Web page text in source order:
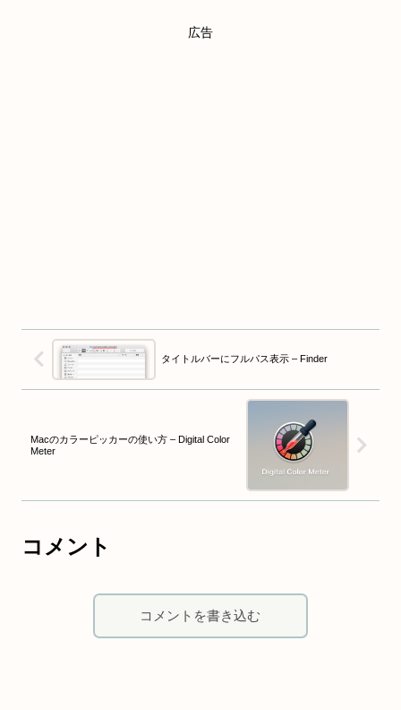
広告
タイトルバーにフルパス表示 – Finder
Macのカラーピッカーの使い方 – Digital Color
Meter
コメント
コメントを書き込む